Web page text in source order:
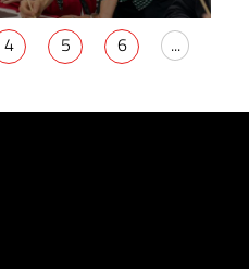
4 5 6 ...